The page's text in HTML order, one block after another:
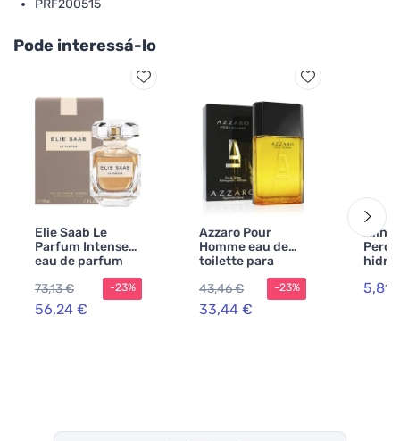
PRF200515
Pode interessá-lo
Elie Saab Le
Parfum Intense
eau de parfum
para mulheres 90
ml
73,13 €
56,24 €
-23%
Azzaro Pour
Homme eau de
toilette para
homens 100 ml
43,46 €
33,44 €
-23% 5,81